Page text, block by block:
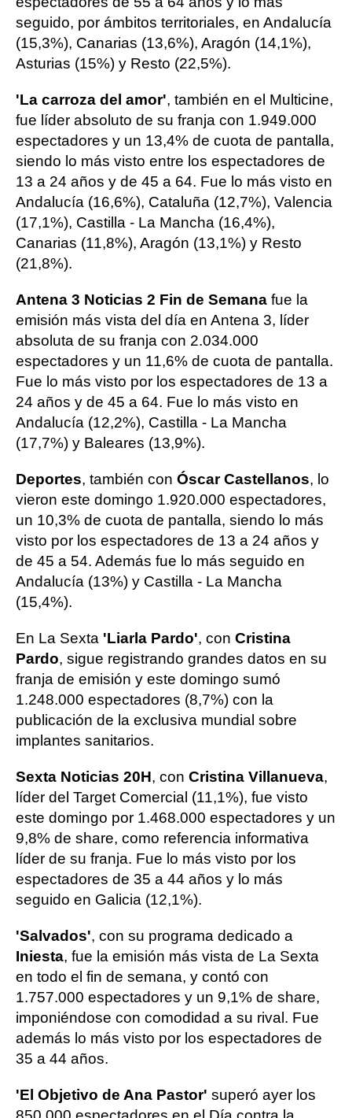
seguido, por ámbitos territoriales, en Andalucía
(15,3%), Canarias (13,6%), Aragón (14,1%),
Asturias (15%) y Resto (22,5%).
'La carroza del amor', también en el Multicine,
fue líder absoluto de su franja con 1.949.000
espectadores y un 13,4% de cuota de pantalla,
siendo lo más visto entre los espectadores de
13 a 24 años y de 45 a 64. Fue lo más visto en
Andalucía (16,6%), Cataluña (12,7%), Valencia
(17,1%), Castilla - La Mancha (16,4%),
Canarias (11,8%), Aragón (13,1%) y Resto
(21,8%).
Antena 3 Noticias 2 Fin de Semana fue la
emisión más vista del día en Antena 3, líder
absoluta de su franja con 2.034.000
espectadores y un 11,6% de cuota de pantalla.
Fue lo más visto por los espectadores de 13 a
24 años y de 45 a 64. Fue lo más visto en
Andalucía (12,2%), Castilla - La Mancha
(17,7%) y Baleares (13,9%).
Deportes, también con Óscar Castellanos, lo
vieron este domingo 1.920.000 espectadores,
un 10,3% de cuota de pantalla, siendo lo más
visto por los espectadores de 13 a 24 años y
de 45 a 54. Además fue lo más seguido en
Andalucía (13%) y Castilla - La Mancha
(15,4%).
En La Sexta 'Liarla Pardo', con Cristina
Pardo, sigue registrando grandes datos en su
franja de emisión y este domingo sumó
1.248.000 espectadores (8,7%) con la
publicación de la exclusiva mundial sobre
implantes sanitarios.
Sexta Noticias 20H, con Cristina Villanueva,
líder del Target Comercial (11,1%), fue visto
este domingo por 1.468.000 espectadores y un
9,8% de share, como referencia informativa
líder de su franja. Fue lo más visto por los
espectadores de 35 a 44 años y lo más
seguido en Galicia (12,1%).
'Salvados', con su programa dedicado a
Iniesta, fue la emisión más vista de La Sexta
en todo el fin de semana, y contó con
1.757.000 espectadores y un 9,1% de share,
imponiéndose con comodidad a su rival. Fue
además lo más visto por los espectadores de
35 a 44 años.
'El Objetivo de Ana Pastor' superó ayer los